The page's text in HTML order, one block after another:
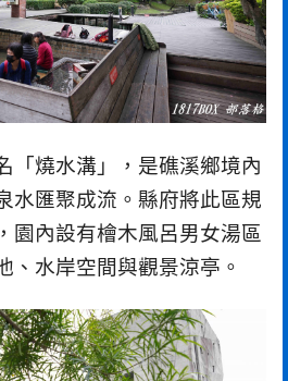
「燒水溝」，是礁溪鄉境內
水匯聚成流。縣府將此區規
園內設有檜木風呂男女湯區
、水岸空間與觀景涼亭。